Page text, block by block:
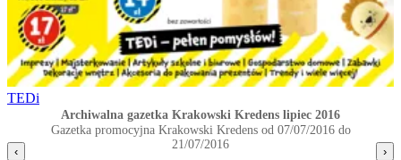
TEDi
‹
Archiwalna gazetka Krakowski Kredens lipiec 2016
Gazetka promocyjna Krakowski Kredens od 07/07/2016 do
21/07/2016
›